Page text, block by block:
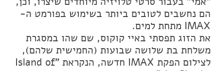
הם נחשבים לטובים ביותר בשימוש בפורמט ה-
IMAX מתחת למים.
את הזוג תפסתי באיי קוקוס, שם שהו במסגרת
משלחת בת שלושה שבועות (החמישית שלהם),
לצילום הפקת IMAX חדשה, הנקראת "Island of